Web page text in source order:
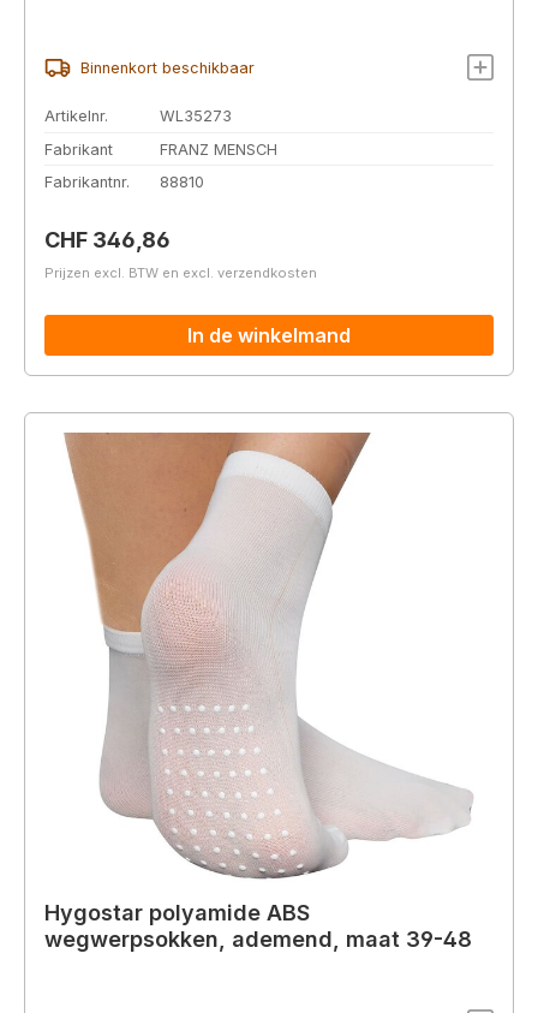
Binnenkort beschikbaar
Artikelnr.
WL35273
Fabrikant
FRANZ MENSCH
Fabrikantnr.
88810
Normale prijs:
CHF 346,86
Prijzen excl. BTW en excl. verzendkosten
In de winkelmand
Hygostar polyamide ABS
wegwerpsokken, ademend, maat 39-48